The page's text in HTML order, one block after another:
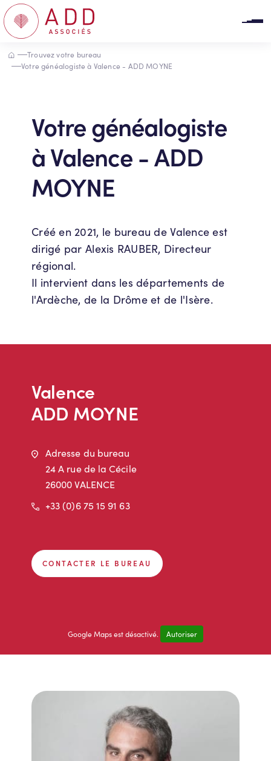
AccueilTrouvez votre bureau
Votre généalogiste à Valence - ADD MOYNE
Votre généalogiste
à Valence - ADD
MOYNE
Créé en 2021, le bureau de Valence est
dirigé par Alexis RAUBER, Directeur
régional.
Il intervient dans les départements de
l'Ardèche, de la Drôme et de l'Isère.
Valence
ADD MOYNE
Adresse
Adresse du bureau
24 A rue de la Cécile
26000 VALENCE
Téléphone
+33 (0)6 75 15 91 63
CONTACTER LE BUREAU
Google Maps est désactivé. Autoriser
Panneau de gestion des cookies